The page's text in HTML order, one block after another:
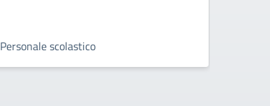
Personale scolastico